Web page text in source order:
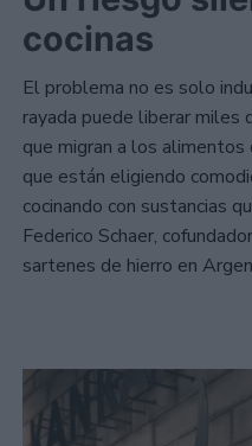
cocinas
El problema no es solo
rayada puede liberar miles
que migran a los alimentos
que están eligiendo
cocinando con sustancias
Federico Schaer,
sartenes de hierro en